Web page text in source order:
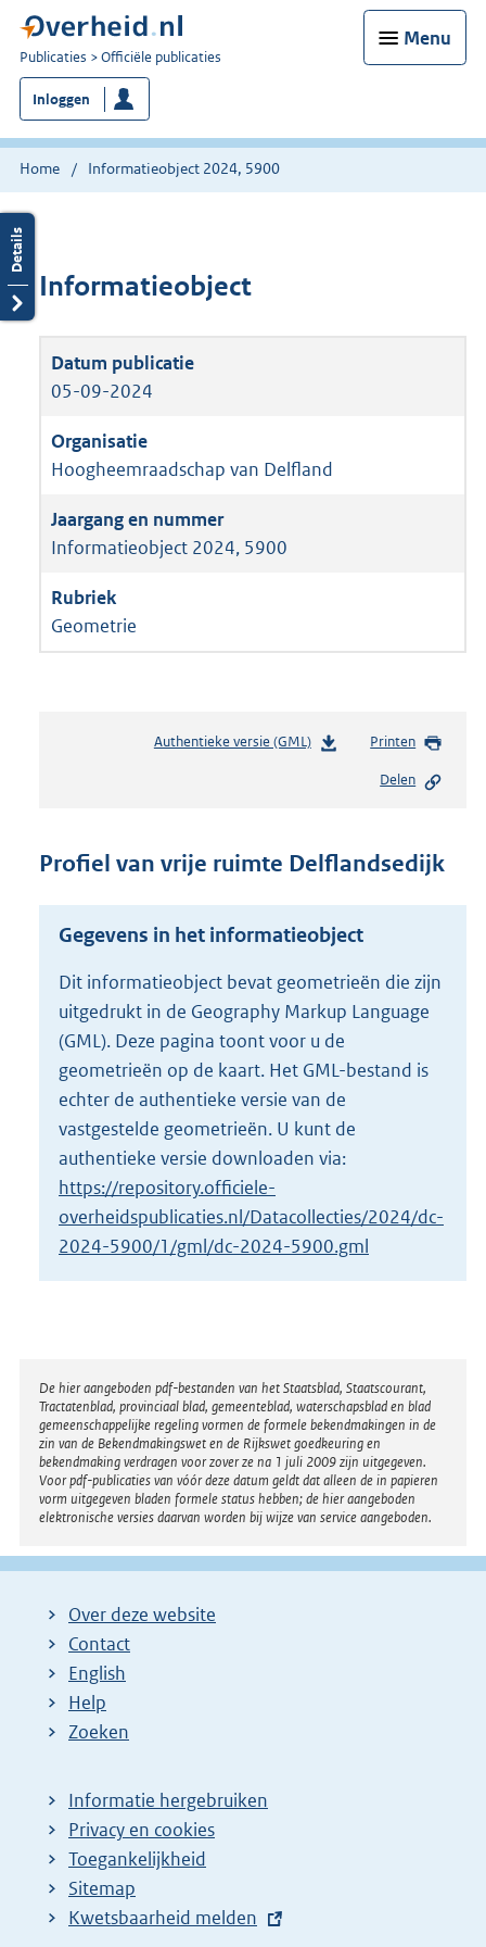
Menu
U
bent
nu
hier:
Publicaties Officiële publicaties
Inloggen
Home Informatieobject 2024, 5900
Informatieobject
05-09-2024
Hoogheemraadschap van Delfland
Informatieobject 2024, 5900
Geometrie
Authentieke versie (GML)b
n
s
r
o
t
t
e
4
0
K
Printen
Delen
Profiel van vrije ruimte Delflandsedijk
Gegevens in het informatieobject
Dit informatieobject bevat geometrieën die zijn
uitgedrukt in de Geography Markup Language
(GML). Deze pagina toont voor u de
geometrieën op de kaart. Het GML-bestand is
echter de authentieke versie van de
vastgestelde geometrieën. U kunt de
authentieke versie downloaden via:
https://repository.officiele-
overheidspublicaties.nl/Datacollecties/2024/dc-
2024-5900/1/gml/dc-2024-5900.gml
Disclaimer
De hier aangeboden pdf-bestanden van het Staatsblad, Staatscourant,
Tractatenblad, provinciaal blad, gemeenteblad, waterschapsblad en blad
gemeenschappelijke regeling vormen de formele bekendmakingen in de
zin van de Bekendmakingswet en de Rijkswet goedkeuring en
bekendmaking verdragen voor zover ze na 1 juli 2009 zijn uitgegeven.
Voor pdf-publicaties van vóór deze datum geldt dat alleen de in papieren
vorm uitgegeven bladen formele status hebben; de hier aangeboden
elektronische versies daarvan worden bij wijze van service aangeboden.
Over deze website
Contact
English
Help
Zoeken
Informatie hergebruiken
Privacy en cookies
Toegankelijkheid
Sitemap
E
Kwetsbaarheid melden